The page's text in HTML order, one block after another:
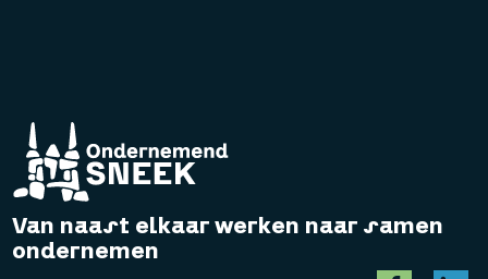
Van naast elkaar werken naar samen
ondernemen